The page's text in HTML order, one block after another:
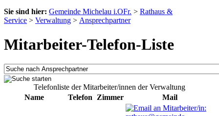
Sie sind hier: Gemeinde Michelau i.OFr. > Rathaus &
Service > Verwaltung > Ansprechpartner
Mitarbeiter-Telefon-Liste
Telefonliste der Mitarbeiter/innen der Verwaltung
Name
Telefon Zimmer Mail